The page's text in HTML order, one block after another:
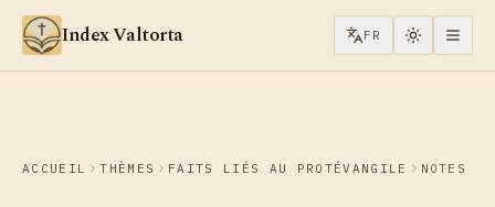
Aller au contenu
Index Valtorta FR
ACCUEIL THÈMES FAITS LIÉS AU PROTÉVANGILE NOTES